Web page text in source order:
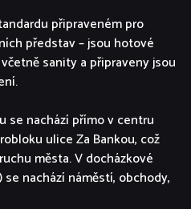
připraveném pro
představ – jsou hotové
sanity a připraveny jsou
se nachází přímo v centru
ulice Za Bankou, což
města. V docházkové
nachází náměstí, obchody,